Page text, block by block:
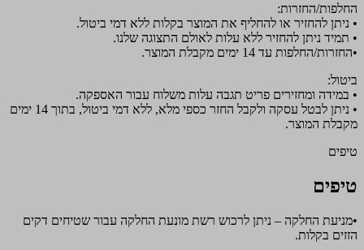
החלפות/החזרות:
• ניתן להחזיר או להחליף את המוצר בקלות ללא דמי ביטול.
• תמיד ניתן להחזיר ללא עלות לאולם התצוגה שלנו.
•החזרות/החלפות עד 14 ימים מקבלת המוצר.
ביטול:
• במידה ומחזירים פריט תגבה עלות משלוח עבור האספקה.
• ניתן לבטל עסקה ולקבל החזר כספי מלא, ללא דמי ביטול, בתוך 14 ימים
מקבלת המוצר.
טיפים
טיפים
•מניעת החלקה – ניתן לרכוש רשת מונעת החלקה עבור שטיחים דקים
הזזים בקלות.